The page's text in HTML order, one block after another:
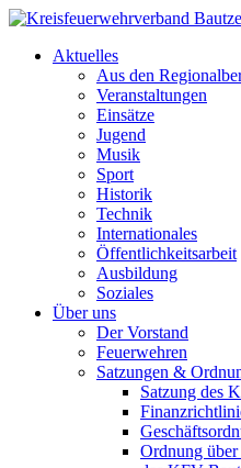
Aktuelles
Aus den
Veranstaltungen
Einsätze
Jugend
Musik
Sport
Historik
Technik
Internationales
Öffentlichkeitsarbeit
Ausbildung
Soziales
Über uns
Der Vorstand
Feuerwehren
Satzungen &
Satzung des
Ordnung